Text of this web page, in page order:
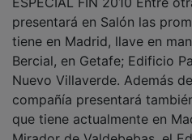
presentará en Salón las
tiene en Madrid, llave en
Bercial, en Getafe; Edificio
Nuevo Villaverde. Además
compañía presentará
que tiene actualmente en
Mirador de Valdebebas, el